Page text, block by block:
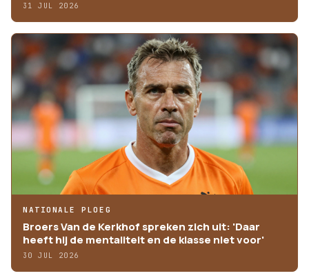
31 JUL 2026
NATIONALE PLOEG
Broers Van de Kerkhof spreken zich uit: 'Daar
heeft hij de mentaliteit en de klasse niet voor'
30 JUL 2026